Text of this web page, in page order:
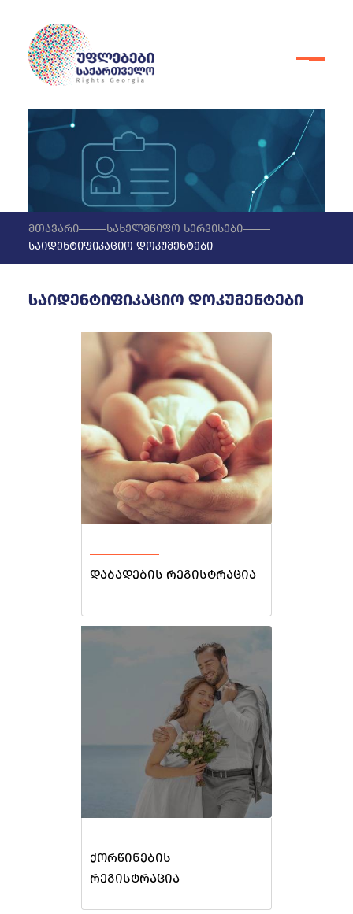
მთავარი
სახელმწიფო სერვისები
საიდენტიფიკაციო დოკუმენტები
საიდენტიფიკაციო დოკუმენტები
დაბადების რეგისტრაცია
ქორწინების
რეგისტრაცია